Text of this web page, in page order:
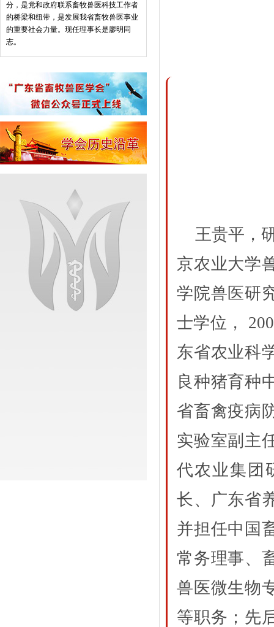
分，是党和政府联系畜牧兽医科技工作者
的桥梁和纽带，是发展我省畜牧兽医事业
的重要社会力量。现任理事长是廖明同
志。
王贵平，
京农业大学
学院兽医研
士学位，
东省农业科
良种猪育种
省畜禽疫病
实验室副主
代农业集团
长、广东省
并担任中国
常务理事、
兽医微生物
等职务；先